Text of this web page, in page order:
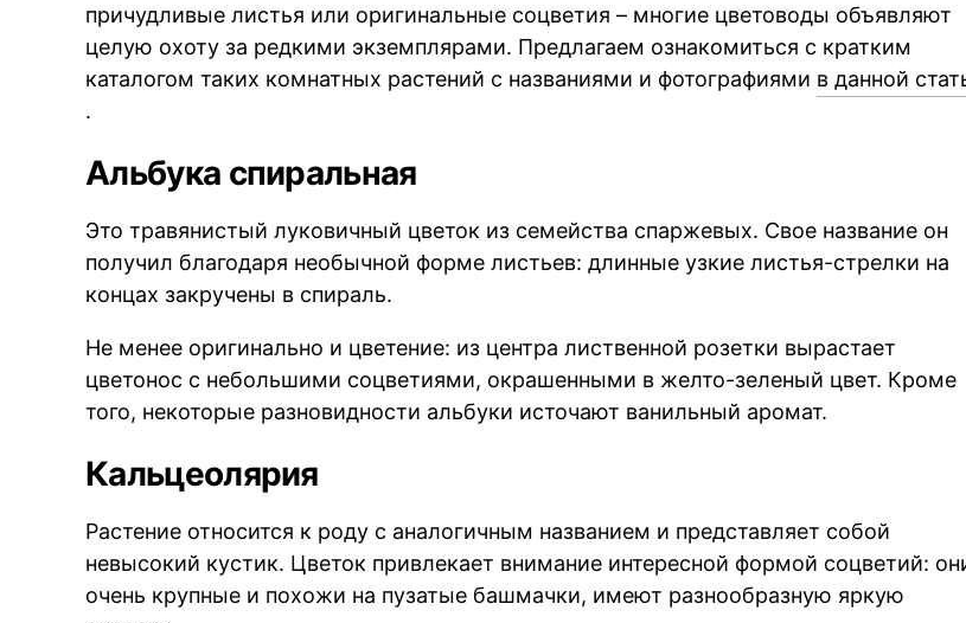
причудливые листья или оригинальные соцветия – многие цветоводы объявляют
целую охоту за редкими экземплярами. Предлагаем ознакомиться с кратким
каталогом таких комнатных растений с названиями и фотографиями в данной
.
Альбука спиральная
Это травянистый луковичный цветок из семейства спаржевых. Свое название он
получил благодаря необычной форме листьев: длинные узкие листья-стрелки на
концах закручены в спираль.
Не менее оригинально и цветение: из центра лиственной розетки вырастает
цветонос с небольшими соцветиями, окрашенными в желто-зеленый цвет. Кроме
того, некоторые разновидности альбуки источают ванильный аромат.
Кальцеолярия
Растение относится к роду с аналогичным названием и представляет собой
невысокий кустик. Цветок привлекает внимание интересной формой соцветий:
очень крупные и похожи на пузатые башмачки, имеют разнообразную яркую